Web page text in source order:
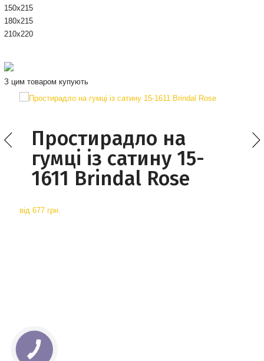
150х215
180х215
210х220
З цим товаром купують
Простирадло на
гумці із сатину 15-
1611 Brindal Rose
від 677 грн.
КНОПКА
СВЯЗИ